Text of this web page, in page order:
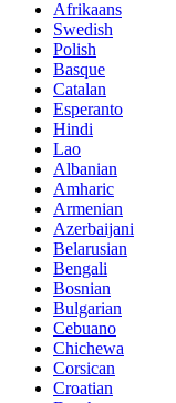
Afrikaans
Swedish
Polish
Basque
Catalan
Esperanto
Hindi
Lao
Albanian
Amharic
Armenian
Azerbaijani
Belarusian
Bengali
Bosnian
Bulgarian
Cebuano
Chichewa
Corsican
Croatian